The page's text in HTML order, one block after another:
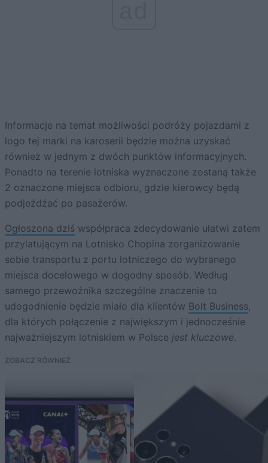
Informacje na temat możliwości podróży pojazdami z
logo tej marki na karoserii będzie można uzyskać
również w jednym z dwóch punktów informacyjnych.
Ponadto na terenie lotniska wyznaczone zostaną także
2 oznaczone miejsca odbioru, gdzie kierowcy będą
podjeżdżać po pasażerów.
Ogłoszona dziś współpraca zdecydowanie ułatwi zatem
przylatującym na Lotnisko Chopina zorganizowanie
sobie transportu z portu lotniczego do wybranego
miejsca docelowego w dogodny sposób. Według
samego przewoźnika szczególne znaczenie to
udogodnienie będzie miało dla klientów Bolt Business,
dla których połączenie z największym i jednocześnie
najważniejszym lotniskiem w Polsce jest kluczowe.
ZOBACZ RÓWNIEŻ